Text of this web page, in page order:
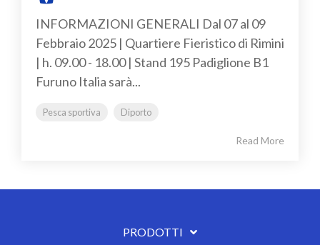
INFORMAZIONI GENERALI Dal 07 al 09
Febbraio 2025 | Quartiere Fieristico di Rimini
| h. 09.00 - 18.00 | Stand 195 Padiglione B1
Furuno Italia sarà...
Pesca sportiva Diporto
Read More
PRODOTTI